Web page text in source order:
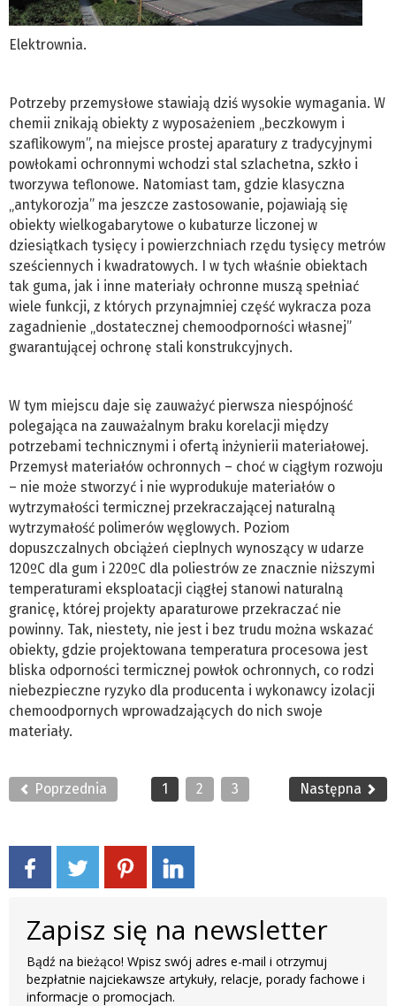
Elektrownia.
Potrzeby przemysłowe stawiają dziś wysokie wymagania. W
chemii znikają obiekty z wyposażeniem „beczkowym i
szaflikowym”, na miejsce prostej aparatury z tradycyjnymi
powłokami ochronnymi wchodzi stal szlachetna, szkło i
tworzywa teflonowe. Natomiast tam, gdzie klasyczna
„antykorozja” ma jeszcze zastosowanie, pojawiają się
obiekty wielkogabarytowe o kubaturze liczonej w
dziesiątkach tysięcy i powierzchniach rzędu tysięcy metrów
sześciennych i kwadratowych. I w tych właśnie obiektach
tak guma, jak i inne materiały ochronne muszą spełniać
wiele funkcji, z których przynajmniej część wykracza poza
zagadnienie „dostatecznej chemoodporności własnej”
gwarantującej ochronę stali konstrukcyjnych.
W tym miejscu daje się zauważyć pierwsza niespójność
polegająca na zauważalnym braku korelacji między
potrzebami technicznymi i ofertą inżynierii materiałowej.
Przemysł materiałów ochronnych – choć w ciągłym rozwoju
– nie może stworzyć i nie wyprodukuje materiałów o
wytrzymałości termicznej przekraczającej naturalną
wytrzymałość polimerów węglowych. Poziom
dopuszczalnych obciążeń cieplnych wynoszący w udarze
120ºC dla gum i 220ºC dla poliestrów ze znacznie niższymi
temperaturami eksploatacji ciągłej stanowi naturalną
granicę, której projekty aparaturowe przekraczać nie
powinny. Tak, niestety, nie jest i bez trudu można wskazać
obiekty, gdzie projektowana temperatura procesowa jest
bliska odporności termicznej powłok ochronnych, co rodzi
niebezpieczne ryzyko dla producenta i wykonawcy izolacji
chemoodpornych wprowadzających do nich swoje
materiały.
Poprzednia 1 2 3 Następna
Zapisz się na newsletter
Bądź na bieżąco! Wpisz swój adres e-mail i otrzymuj
bezpłatnie najciekawsze artykuły, relacje, porady fachowe i
informacje o promocjach.